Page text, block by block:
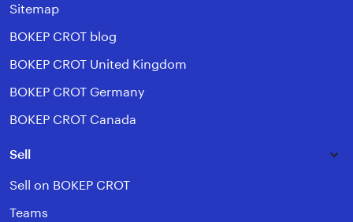
Sitemap
BOKEP CROT blog
BOKEP CROT United Kingdom
BOKEP CROT Germany
BOKEP CROT Canada
Sell
Sell on BOKEP CROT
Teams